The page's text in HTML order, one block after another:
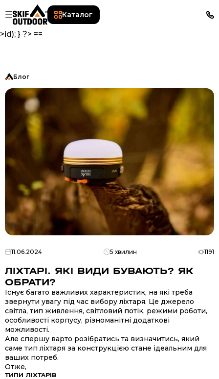
Каталог
orderBy('published_at', 'desc')->first(); $this-
>blogPosts->setProperty('exceptPost', $latestPost-
>id); } ?> ==
Блог
11.06.2024 5 хвилин 1191
ЛІХТАРІ. ЯКІ ВИДИ БУВАЮТЬ? ЯК
ОБРАТИ?
Існує багато важливих характеристик, на які треба
звернути увагу під час вибору ліхтаря. Це джерело
світла, тип живлення, світловий потік, режими роботи,
особливості корпусу, різноманітні додаткові
можливості.
Але спершу варто розібратись та визначитись, який
саме тип ліхтаря за конструкцією стане ідеальним для
ваших потреб.
Отже,
ТИПИ ЛІХТАРІВ